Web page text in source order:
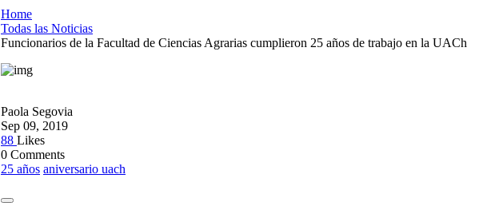
Home
Todas las Noticias
Funcionarios de la Facultad de Ciencias Agrarias cumplieron 25 años de trabajo en la UACh
Paola Segovia
Sep 09, 2019
88 Likes
0 Comments
25 años aniversario uach